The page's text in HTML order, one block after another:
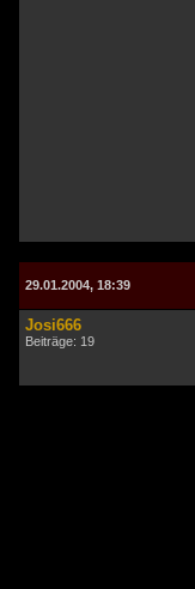
29.01.2004, 18:39
Josi666
Beiträge: 19